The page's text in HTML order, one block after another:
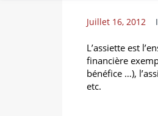
Juillet 16, 2012
L’assiette est
financière
bénéfice …),
etc.